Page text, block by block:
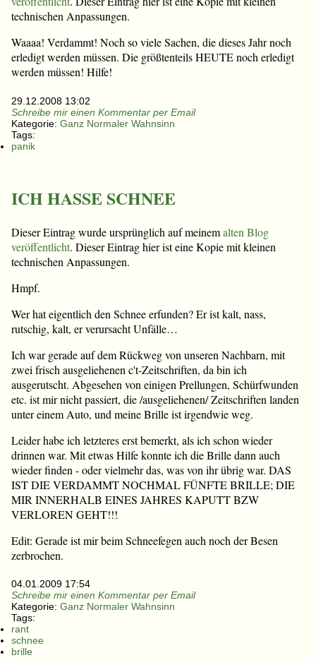
technischen Anpassungen.
Waaaa! Verdammt! Noch so viele Sachen, die dieses Jahr noch
erledigt werden müssen. Die größtenteils HEUTE noch erledigt
werden müssen! Hilfe!
29.12.2008 13:02
Schreibe mir einen Kommentar per Email
Kategorie: Ganz Normaler Wahnsinn
Tags:
panik
ICH HASSE SCHNEE
Dieser Eintrag wurde ursprünglich auf meinemalten Blog
veröffentlicht. Dieser Eintrag hier ist eine Kopie mit kleinen
technischen Anpassungen.
Hmpf.
Wer hat eigentlich den Schnee erfunden? Er ist kalt, nass,
rutschig, kalt, er verursacht Unfälle…
Ich war gerade auf dem Rückweg von unseren Nachbarn, mit
zwei frisch ausgeliehenen c't-Zeitschriften, da bin ich
ausgerutscht. Abgesehen von einigen Prellungen, Schürfwunden
etc. ist mir nicht passiert, die /ausgeliehenen/ Zeitschriften landen
unter einem Auto, und meine Brille ist irgendwie weg.
Leider habe ich letzteres erst bemerkt, als ich schon wieder
drinnen war. Mit etwas Hilfe konnte ich die Brille dann auch
wieder finden - oder vielmehr das, was von ihr übrig war. DAS
IST DIE VERDAMMT NOCHMAL FÜNFTE BRILLE; DIE
MIR INNERHALB EINES JAHRES KAPUTT BZW
VERLOREN GEHT!!!
Edit: Gerade ist mir beim Schneefegen auch noch der Besen
zerbrochen.
04.01.2009 17:54
Schreibe mir einen Kommentar per Email
Kategorie: Ganz Normaler Wahnsinn
Tags:
rant
schnee
brille